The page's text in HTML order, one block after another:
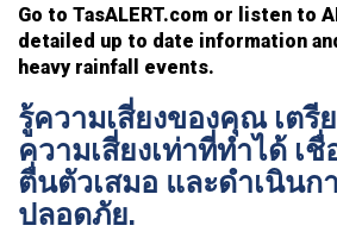
Go to TasALERT.com or listen to
detailed up to date information
heavy rainfall events.
รู้ความเสี่ยงของคุณ เตรี
ความเสี่ยงเท่าที่ทำได้ เ
ตื่นตัวเสมอ และดำเนินก
ปลอดภัย.